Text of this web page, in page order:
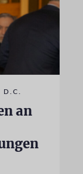
D.C.
an